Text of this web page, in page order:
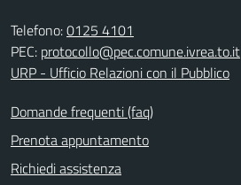
Telefono:0125 4101
PEC: protocollo@pec.comune.ivrea.to.it
URP - Ufficio Relazioni con il Pubblico
Domande frequenti (faq)
Prenota appuntamento
Richiedi assistenza